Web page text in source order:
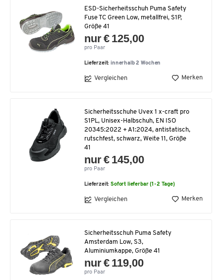
ESD-Sicherheitsschuh Puma Safety
Fuse TC Green Low, metallfrei, S1P,
Größe 41
nur € 125,00
pro Paar
Lieferzeit: innerhalb 2 Wochen
Vergleichen Merken
Sicherheitsschuhe Uvex 1 x-craft pro
S1PL, Unisex-Halbschuh, EN ISO
20345:2022 + A1:2024, antistatisch,
rutschfest, schwarz, Weite 11, Größe
41
nur € 145,00
pro Paar
Lieferzeit:Sofort lieferbar (1-2 Tage)
Vergleichen Merken
Sicherheitsschuh Puma Safety
Amsterdam Low, S3,
Aluminiumkappe, Größe 41
nur € 119,00
pro Paar